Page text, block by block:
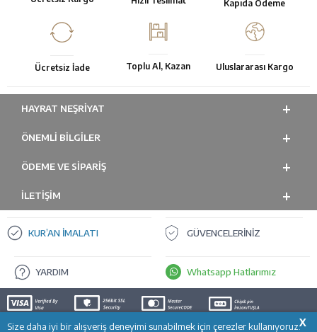
X
Size daha iyi bir alışveriş deneyimi sunabilmek için çerezler kullanıyoruz.
Kapıda Ödeme
Ücretsiz İade Toplu Al, Kazan Uluslararası Kargo
HAYRAT NEŞRIYAT
ÖNEMLI BILGILER
ÖDEME VE SİPARİŞ
İLETİŞİM
KUR’AN İMALATI GÜVENCELERİNİZ
YARDIM Whatsapp Hatlarımız